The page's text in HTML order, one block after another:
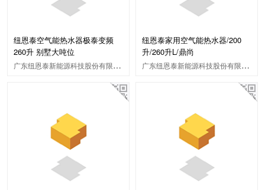
纽恩泰空气能热水器极泰变频
260升 别墅大吨位
广东纽恩泰新能源科技股份有限公司
纽恩泰家用空气能热水器/200
升/260升L/鼎尚
广东纽恩泰新能源科技股份有限公司